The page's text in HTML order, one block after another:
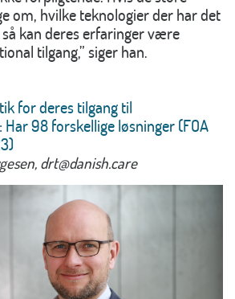
om, hvilke teknologier der har det
kan deres erfaringer være
tilgang,” siger han.
for deres tilgang til
98 forskellige løsninger (FOA
drt@danish.care